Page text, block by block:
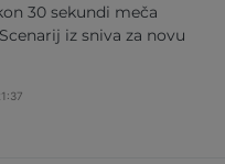
30 sekundi meča
iz sniva za novu